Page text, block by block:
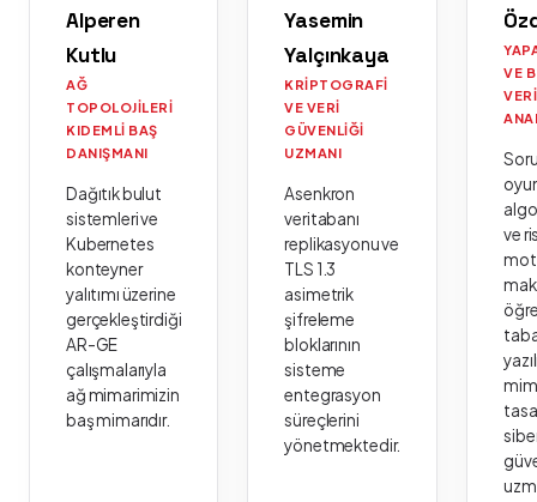
Alperen
Kutlu
AĞ
TOPOLOJILERI
KIDEMLI BAŞ
DANIŞMANI
Dağıtık bulut
sistemleri ve
Kubernetes
konteyner
yalıtımı üzerine
gerçekleştirdiği
AR-GE
çalışmalarıyla
ağ mimarimizin
baş mimarıdır.
Yasemin
Yalçınkaya
KRIPTOGRAFI
VE VERI
GÜVENLIĞI
UZMANI
Asenkron
veritabanı
replikasyonu ve
TLS 1.3
asimetrik
şifreleme
bloklarının
sisteme
entegrasyon
süreçlerini
yönetmektedir.
VE
VERI
ve